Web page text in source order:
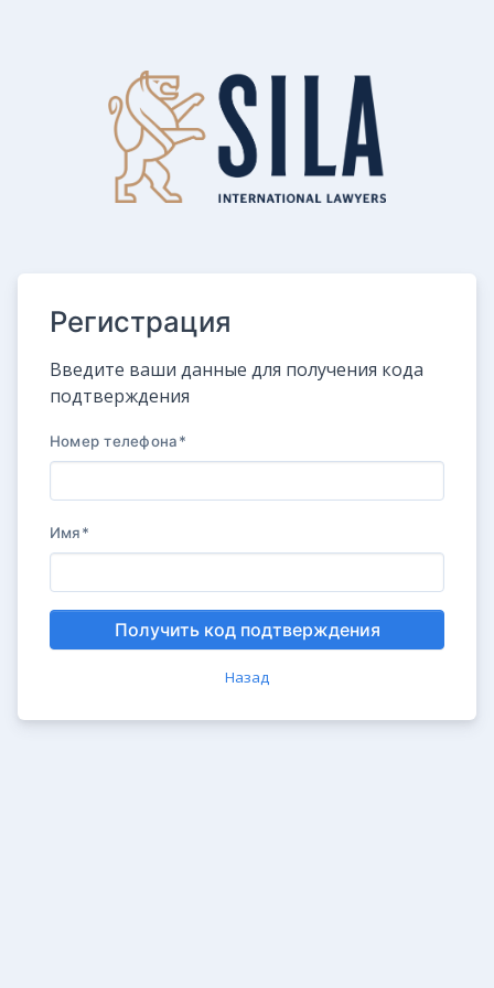
Регистрация
Введите ваши данные для получения кода
подтверждения
Номер телефона*
Имя*
Получить код подтверждения
Назад